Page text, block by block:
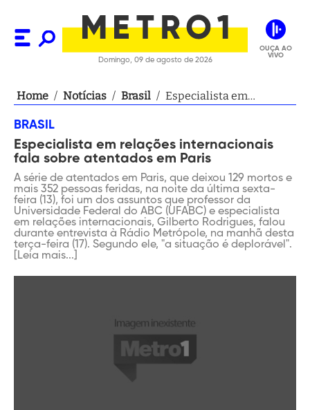
Domingo, 09 de agosto de 2026
OUÇA AO
VIVO
Home / Notícias / Brasil / Especialista em
Paris
BRASIL
Especialista em relações internacionais
fala sobre atentados em Paris
A série de atentados em Paris, que deixou 129 mortos e
mais 352 pessoas feridas, na noite da última sexta-
feira (13), foi um dos assuntos que professor da
Universidade Federal do ABC (UFABC) e especialista
em relações internacionais, Gilberto Rodrigues, falou
durante entrevista à Rádio Metrópole, na manhã desta
terça-feira (17). Segundo ele, "a situação é deplorável".
[Leia mais...]